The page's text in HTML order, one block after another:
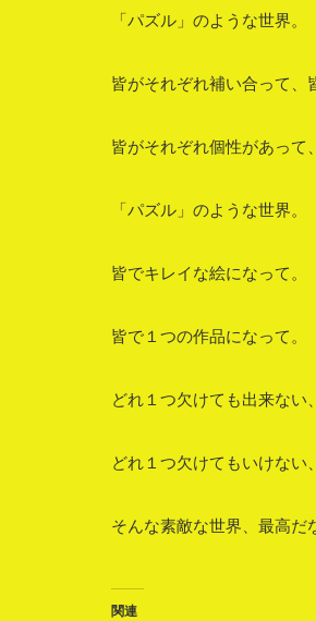
「パズル」のような世界。
皆がそれぞれ補い合って、
皆がそれぞれ個性があって
「パズル」のような世界。
皆でキレイな絵になって。
皆で１つの作品になって。
どれ１つ欠けても出来ない
どれ１つ欠けてもいけない
そんな素敵な世界、最高だ
関連